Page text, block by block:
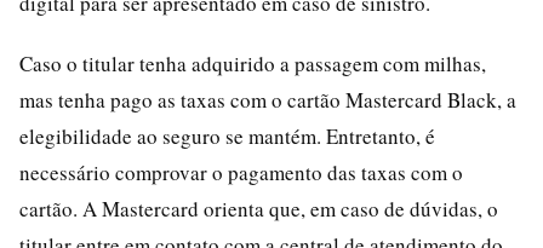
Caso o titular tenha adquirido a passagem com milhas,
mas tenha pago as taxas com o cartão Mastercard Black, a
elegibilidade ao seguro se mantém. Entretanto, é
necessário comprovar o pagamento das taxas com o
cartão. A Mastercard orienta que, em caso de dúvidas, o